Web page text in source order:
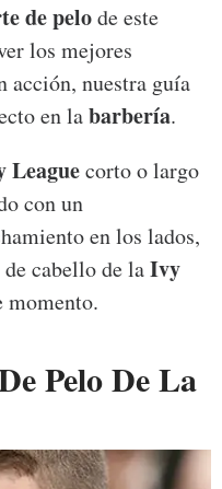
de pelode este
los mejores
acción, nuestra guía
en labarbería.
Leaguecorto o largo
con un
en los lados,
cabello de laIvy
momento.
Pelo De La